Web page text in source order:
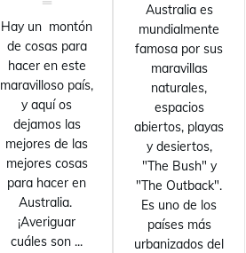
Hay un montón
de cosas para
hacer en este
maravilloso país,
y aquí os
dejamos las
mejores de las
mejores cosas
para hacer en
Australia.
¡Averiguar
cuáles son ...
Australia es
mundialmente
famosa por sus
maravillas
naturales,
espacios
abiertos, playas
y desiertos,
"The Bush" y
"The Outback".
Es uno de los
países más
urbanizados del